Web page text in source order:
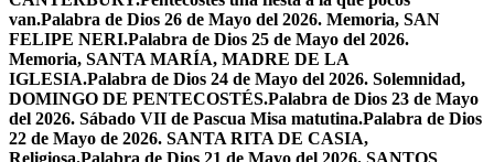
van.Palabra de Dios 26 de Mayo del 2026. Memoria, SAN
FELIPE NERI.Palabra de Dios 25 de Mayo del 2026.
Memoria, SANTA MARÍA, MADRE DE LA
IGLESIA.Palabra de Dios 24 de Mayo del 2026. Solemnidad,
DOMINGO DE PENTECOSTÉS.Palabra de Dios 23 de Mayo
del 2026. Sábado VII de Pascua Misa matutina.Palabra de Dios
22 de Mayo de 2026. SANTA RITA DE CASIA,
Religiosa.Palabra de Dios 21 de Mayo del 2026. SANTOS